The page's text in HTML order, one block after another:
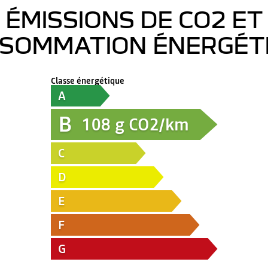
ÉMISSIONS DE CO2 ET
Classe énergétique
A
B 108 g CO2/km
C
D
E
F
G